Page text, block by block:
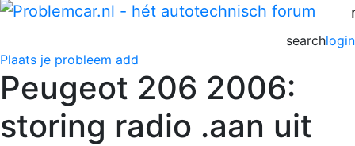
login
search
Plaats je probleem add
Peugeot 206 2006:
storing radio .aan uit